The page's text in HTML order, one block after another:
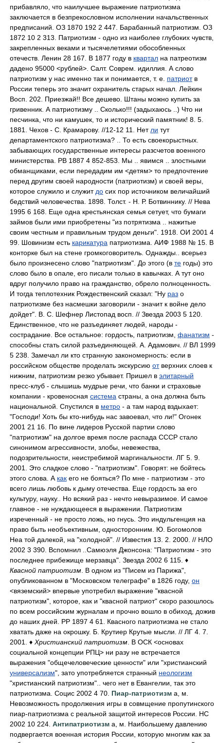
прибавляло, что наилучшее выражение патриотизма
заключается в безпрекословном исполнении начальственных
предписаний. ОЗ 1870 192 2 447. Барабанный патриотизм. ОЗ
1872 10 2 313. Патриотизм - одно из наиболее глубоких чувств,
закрепленных веками и тысячелетиями обособленных
отечеств. Ленин 28 167. В 1877 году в квартал на патреотизм
дадено 95000 <рублей>. Салт. Соврем. идиллия. А слово
патриотизм у нас именно так и понимается, т. е. патриотв
России теперь это значит охранитель старых начал. Лейкин
Восп. 202. Приезжай!! Все дешево. Штаны можно купить за
гривенник. А патриотизму .. Сколько!!! (задыхаюсь ..) Что ни
песчинка, что ни камушек, то и исторический памятник! 8. 5.
1881. Чехов - С. Крамарову. //12-12 11. Нет ли тут
департаментского патриотизма? .. То есть своекорыстных.
забывающих государственные интересы разсчетов военного
министерства. РВ 1887 4 852-853. Мы .. явимся .. злостными
обманщиками, если передадим им <детям> то предпочтение
перед другим своей народности (патриотизм) и своей веры,
которое служило и служит до сих пор источником величайший
бедствий человечества. 1898. Толст. - Н. Р. Ботвиннику. // Нева
1995 6 168. Еще одна крестьянская семья сетует, что бумаги
займов были ими приобретены "из потрятизма .. нажитые
своим честным и правильным трудом деньги". 1918. ОИ 2001 4
99. Шовинизм есть карикатура патриотизма. АИФ 1988 № 15. В
конторке был на стене громкоговоритель. Однажды.. всерьез
было произнесено слово "патриотизм". До этого (в те годы) это
слово было в опале, его писали только в кавычках. А тут оно
вдруг получило право на гражданство, обрело полноценность.
И тогда теплотехник Рождественский сказал: "Ну раз о
патриотизме без насмешки заговорили - значит к войне дело
дойдет". В. С. Шефнер Листопад восп. // Звезда 2003 5 120.
Единственное, что не разъединяет людей, народы -
сострадание. Все остальное: гордость, патриотизм, фанатизм -
способны стать силой разъединяющей. А. Адамович. // ВЛ 1999
5 238. Замечал ли кто странную закономерность: если в
российском обществе проделать экскурсию отверхних слоев к
нижним, патриотизм резко убывает. Пришел в элитарный
пресс-клуб - слышишь мудрые речи, что банки и страховые
компании - кровеносная система страны, а она должна быть
национальной. Спустился в метро - а там народ вздыхает:
"Господи! Хоть бы кто-нибудь нас завоевал, что ли!" Огонек
2001 21 16. По вине лидеров Русской партии слово
"патриотизм" на долгое время после распада СССР стало
синонимом агрессивности, злобы, невежества,
подозрительности, неистребимой маргинальности. ЛГ 5. 9.
2001. Это сладкое слово - "патриотизм". Говорят: не бойтесь
этого слова. А как его не бояться? По мне - патриотизм - это
всего лишь любовь к дыму отечества. Еще гордость за его
культуру, науку.. Но всякий раз - нечто невыразимое. И самое
главное - не нуждающееся в выражении. Патриотизм
изреченный - не просто ложь, но гнусь. Это индульгенция на
право быть необъективным, односторонним. Ю. Богомолов
Неа той далекой, на "холодной". // Известия 13. 2. 2000. // НЛО
2002 3 390. Вспомнил ..Самюэля Джонсона: "Патриотизм - это
последнее прибежище мерзавца". Звезда 2002 6 115. ♦
Квасной патриотизм . В одном из "Писем из Парижа",
опубликованном в "Московском телеграфе" в 1826 году, он
<вяземский> впервые употребил выражение "квасной
патриотизм", которое, как и "квасной патриот" скоро разошлось
по всем российским журналам и прочно вошло в обиход, дожив
до наших дней. РР 1897 4 61. Квасного патриотизма не стало
хватать даже на окрошку. Б. Крутиер Крутые мысли. // ЛГ 4. 7.
2001. ♦ Христианский патриотизм . В ОСК <основах
социальной концепции РПЦ> ни разу не встречается
выражения "общечеловеческие ценности" или "христианский
универсализм", зато употребляется странный неологизм
"христианский патриотизм".. чего нет в Евангелии, так это
патриотизма. Социс 2002 4 70. Пиар-патриотизм а, м.
Невозможность продолжения игры в совмщение пропутинского
пиар-патриотизма с реальной защитой интересов России. НС
2002 10 224. Антипатриотизм а, м. Наибольшему давлению
подвергается военная история России, которую многим как за